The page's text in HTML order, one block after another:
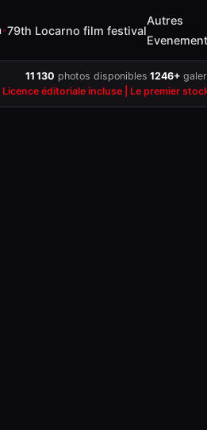
79th Locarno film festival
Autres
11 130 photos disponibles·1246+
Licence éditoriale incluse | Le premier